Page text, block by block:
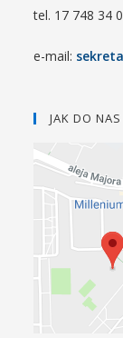
tel. 17 748 34
e-mail:
JAK DO